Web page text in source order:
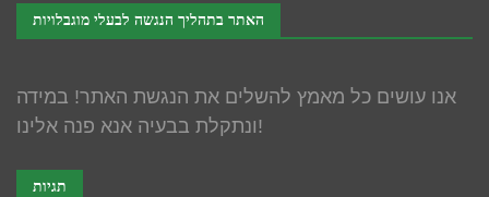
האתר בתהליך הנגשה לבעלי מוגבלויות
אנו עושים כל מאמץ להשלים את הנגשת האתר! במידה
ונתקלת בבעיה אנא פנה אלינו!
תגיות